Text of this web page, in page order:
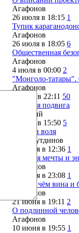
Агафонов
26 июля в 18:15 1
Тупик
Агафонов
26 июля в 18:05 6
Общественная
Агафонов
4 июля в 00:00 2
"Монголо-
Агафонов
2 июля в 22:11 50
История подвига
Дмитрий
2 июля в 15:50 5
Семья и воля
МФасхутдинов
24 июня в 12:36 1
Энергия мечты и
Агафонов
23 июня в 23:08 1
РПЦ: в чём вина и
Агафонов
21 июня в 19:11 2
О подлинной
Агафонов
10 июня в 19:55 1